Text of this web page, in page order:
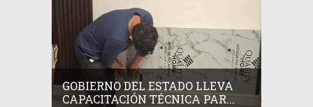
GOBIERNO DEL ESTADO LLEVA
CAPACITACIÓN TÉCNICA PAR...